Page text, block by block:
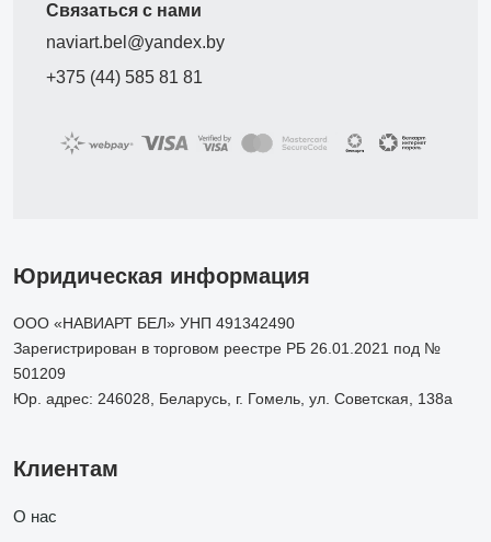
Связаться с нами
naviart.bel@yandex.by
+375 (44) 585 81 81
Юридическая информация
ООО «НАВИАРТ БЕЛ» УНП 491342490
Зарегистрирован в торговом реестре РБ 26.01.2021 под №
501209
Юр. адрес: 246028, Беларусь, г. Гомель, ул. Советская, 138а
Клиентам
О нас